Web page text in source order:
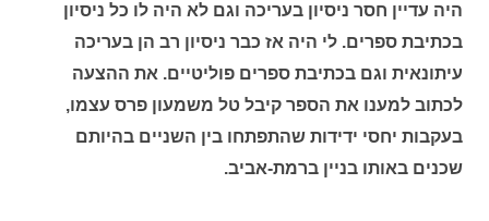
היה עדיין חסר ניסיון בעריכה וגם לא היה לו כל ניסיון
בכתיבת ספרים. לי היה אז כבר ניסיון רב הן בעריכה
עיתונאית וגם בכתיבת ספרים פוליטיים. את ההצעה
לכתוב למענו את הספר קיבל טל משמעון פרס עצמו,
בעקבות יחסי ידידות שהתפתחו בין השניים בהיותם
שכנים באותו בניין ברמת-אביב.